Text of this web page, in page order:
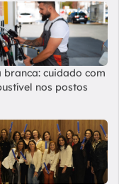
branca: cuidado com
nos postos